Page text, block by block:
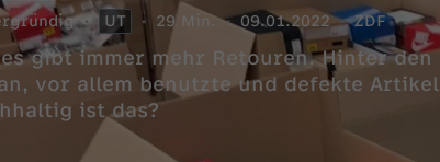
UT 29 Min. 09.01.2022 ZDF
gibt immer mehr Retouren. Hinter den
vor allem benutzte und defekte Artikel
ist das?